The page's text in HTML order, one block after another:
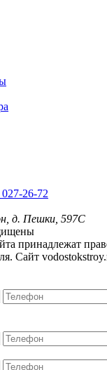
027-26-72
д. Пешки, 597С
принадлежат
Сайт